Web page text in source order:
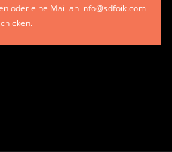
oder eine Mail an info@sdfoik.com